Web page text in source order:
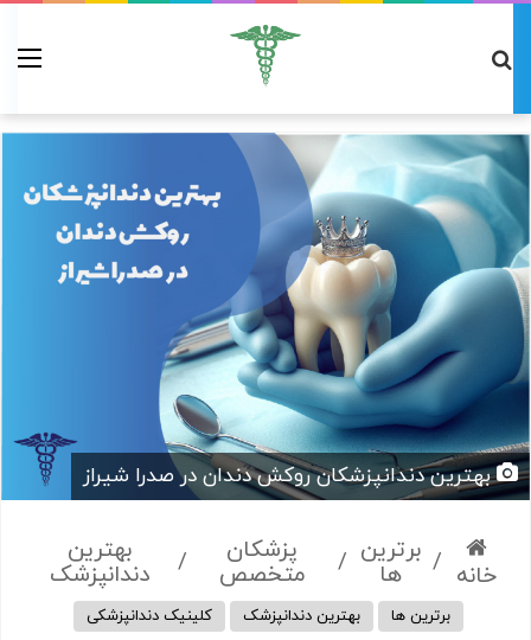
بهترین دندانپزشکان روکش دندان در صدرا شیراز
خانه / برترین
ها / پزشکان
متخصص / بهترین
دندانپزشک
برترین ها بهترین دندانپزشک کلینیک دندانپزشکی